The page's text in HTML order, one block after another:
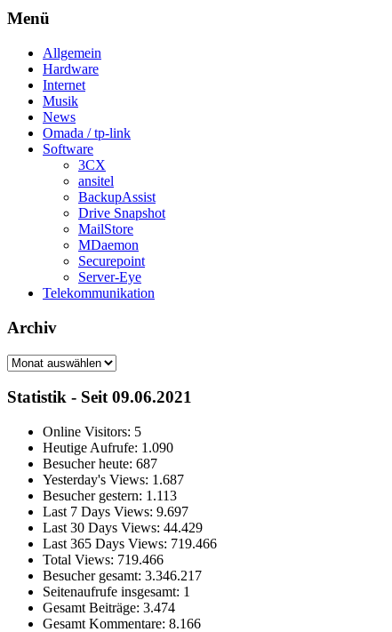
Menü
Allgemein
Hardware
Internet
Musik
News
Omada / tp-link
Software
3CX
ansitel
BackupAssist
Drive Snapshot
MailStore
MDaemon
Securepoint
Server-Eye
Telekommunikation
Archiv
Archiv
Statistik - Seit 09.06.2021
Online Visitors: 5
Heutige Aufrufe: 1.090
Besucher heute: 687
Yesterday's Views: 1.687
Besucher gestern: 1.113
Last 7 Days Views: 9.697
Last 30 Days Views: 44.429
Last 365 Days Views: 719.466
Total Views: 719.466
Besucher gesamt: 3.346.217
Seitenaufrufe insgesamt: 1
Gesamt Beiträge: 3.474
Gesamt Kommentare: 8.166